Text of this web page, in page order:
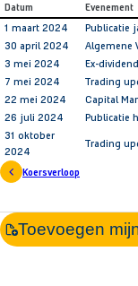
Datum Evenement
1 maart 2024
Publicatie
30 april 2024
Algemene
3 mei 2024
Ex-
7 mei 2024
Trading
22 mei 2024
Capital
26 juli 2024
Publicatie
31 oktober
2024
Trading
Koersverloop
Toevoegen